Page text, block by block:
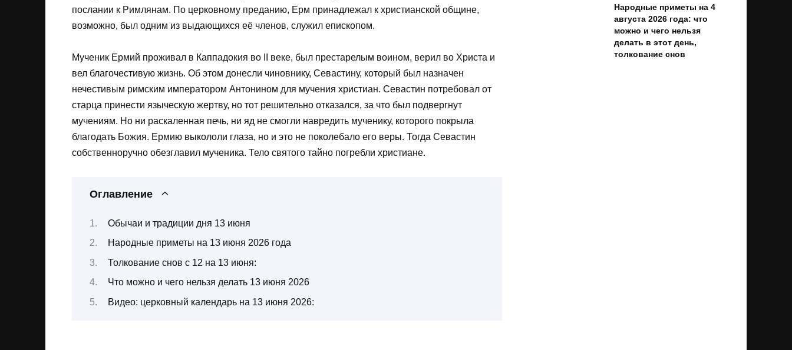
послании к Римлянам. По церковному преданию, Ерм принадлежал к христианской общине,
возможно, был одним из выдающихся её членов, служил епископом.
Мученик Ермий проживал в Каппадокия во II веке, был престарелым воином, верил во Христа и
вел благочестивую жизнь. Об этом донесли чиновнику, Севастину, который был назначен
нечестивым римским императором Антонином для мучения христиан. Севастин потребовал от
старца принести языческую жертву, но тот решительно отказался, за что был подвергнут
мучениям. Но ни раскаленная печь, ни яд не смогли навредить мученику, которого покрыла
благодать Божия. Ермию выкололи глаза, но и это не поколебало его веры. Тогда Севастин
собственноручно обезглавил мученика. Тело святого тайно погребли христиане.
Оглавление
Обычаи и традиции дня 13 июня
Народные приметы на 13 июня 2026 года
Толкование снов с 12 на 13 июня:
Что можно и чего нельзя делать 13 июня 2026
Видео: церковный календарь на 13 июня 2026:
Народные приметы на 4
августа 2026 года: что
можно и чего нельзя
делать в этот день,
толкование снов